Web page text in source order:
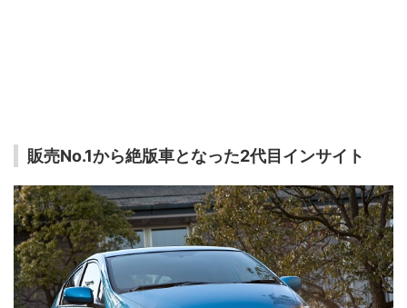
販売No.1から絶版車となった2代目インサイト